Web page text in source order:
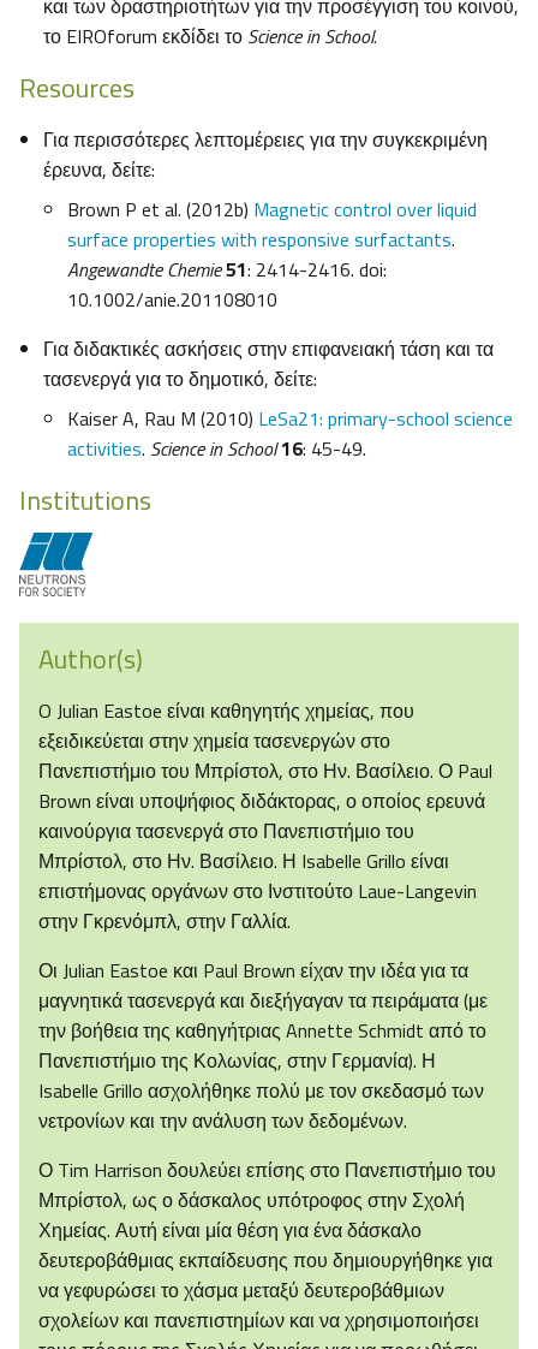
και των δραστηριοτήτων για την προσέγγιση του κοινού,
το EIROforum εκδίδει το Science in School.
Resources
Για περισσότερες λεπτομέρειες για την συγκεκριμένη
έρευνα, δείτε:
Brown P et al. (2012b) Magnetic control over liquid
surface properties with responsive surfactants.
Angewandte Chemie51: 2414-2416. doi:
10.1002/anie.201108010
Για διδακτικές ασκήσεις στην επιφανειακή τάση και τα
τασενεργά για το δημοτικό, δείτε:
Kaiser A, Rau M (2010) LeSa21: primary-school science
activities. Science in School16: 45-49.
Institutions
Author(s)
O Julian Eastoe είναι καθηγητής χημείας, που
εξειδικεύεται στην χημεία τασενεργών στο
Πανεπιστήμιο του Μπρίστολ, στο Ην. Βασίλειο. Ο Paul
Brown είναι υποψήφιος διδάκτορας, ο οποίος ερευνά
καινούργια τασενεργά στο Πανεπιστήμιο του
Μπρίστολ, στο Ην. Βασίλειο. Η Isabelle Grillo είναι
επιστήμονας οργάνων στο Ινστιτούτο Laue-Langevin
στην Γκρενόμπλ, στην Γαλλία.
Οι Julian Eastoe και Paul Brown είχαν την ιδέα για τα
μαγνητικά τασενεργά και διεξήγαγαν τα πειράματα (με
την βοήθεια της καθηγήτριας Annette Schmidt από το
Πανεπιστήμιο της Κολωνίας, στην Γερμανία). Η
Isabelle Grillo ασχολήθηκε πολύ με τον σκεδασμό των
νετρονίων και την ανάλυση των δεδομένων.
Ο Tim Harrison δουλεύει επίσης στο Πανεπιστήμιο του
Μπρίστολ, ως ο δάσκαλος υπότροφος στην Σχολή
Χημείας. Αυτή είναι μία θέση για ένα δάσκαλο
δευτεροβάθμιας εκπαίδευσης που δημιουργήθηκε για
να γεφυρώσει το χάσμα μεταξύ δευτεροβάθμιων
σχολείων και πανεπιστημίων και να χρησιμοποιήσει